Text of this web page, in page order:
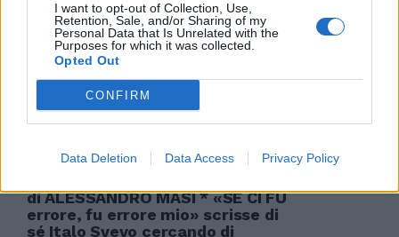
I want to opt-out of Collection, Use,
Retention, Sale, and/or Sharing of my
Personal Data that Is Unrelated with the
Purposes for which it was collected.
Opted Out
CONFIRM
Data Deletion Data Access Privacy Policy
Ormanni
di ALESSANDRO MASI * «SE CI FU
errore, fu errore mio» scrisse di
sé Italo Svevo cercando di